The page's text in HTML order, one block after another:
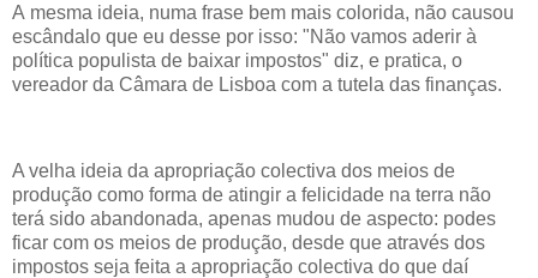
A mesma ideia, numa frase bem mais colorida, não causou
escândalo que eu desse por isso: "Não vamos aderir à
política populista de baixar impostos" diz, e pratica, o
vereador da Câmara de Lisboa com a tutela das finanças.
A velha ideia da apropriação colectiva dos meios de
produção como forma de atingir a felicidade na terra não
terá sido abandonada, apenas mudou de aspecto: podes
ficar com os meios de produção, desde que através dos
impostos seja feita a apropriação colectiva do que daí